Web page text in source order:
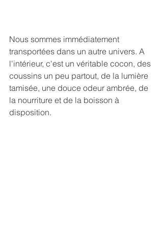
Nous sommes immédiatement
transportées dans un autre univers. A
l'intérieur, c'est un véritable cocon, des
coussins un peu partout, de la lumière
tamisée, une douce odeur ambrée, de
la nourriture et de la boisson à
disposition.